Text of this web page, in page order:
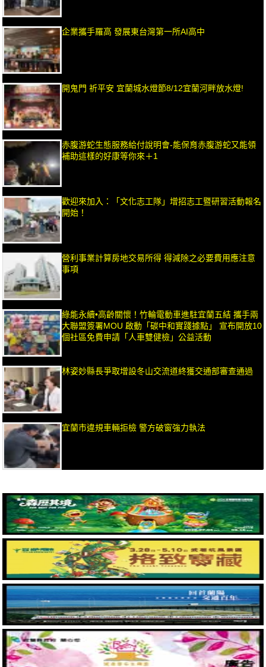
企業攜手羅高 發展東台灣第一所AI高中
開鬼門 祈平安 宜蘭城水燈節8/12宜蘭河畔放水燈!
赤腹游蛇生態服務給付說明會-能保育赤腹游蛇又能領
補助這樣的好康等你來＋1
歡迎來加入：「文化志工隊」增招志工暨研習活動報名
開始！
營利事業計算房地交易所得 得減除之必要費用應注意
事項
綠能永續•高齡關懷！竹輪電動車進駐宜蘭五結 攜手兩
大聯盟簽署MOU 啟動「碳中和實踐據點」 宣布開放10
個社區免費申請「人車雙健檢」公益活動
林姿妙縣長爭取增設冬山交流道終獲交通部審查通過
宜蘭市違規車輛拒檢 警方破窗強力執法